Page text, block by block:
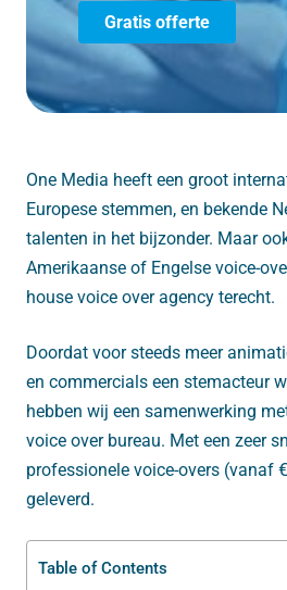
Gratis offerte
One Media heeft een groot
Europese stemmen, en bekende
talenten in het bijzonder. Maar
Amerikaanse of Engelse voice-
house voice over agency terecht.
Doordat voor steeds meer
en commercials een stemacteur
hebben wij een samenwerking
voice over bureau. Met een zeer
professionele voice-overs (vanaf
geleverd.
Table of Contents